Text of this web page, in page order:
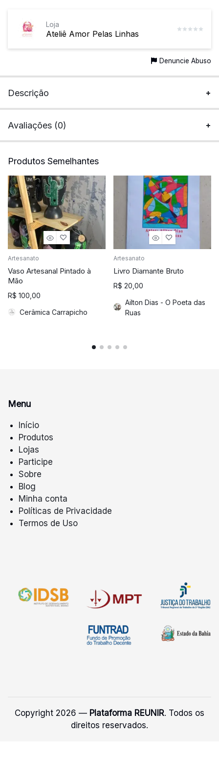
Ateliê Amor Pelas Linhas
Loja
Denuncie Abuso
Descrição
Avaliações (0)
Produtos Semelhantes
Artesanato
Vaso Artesanal Pintado à
Mão
R$ 100,00
Cerâmica Carrapicho
Artesanato
Livro Diamante Bruto
R$ 20,00
Ailton Dias - O Poeta das
Ruas
Menu
Início
Produtos
Lojas
Participe
Sobre
Blog
Minha conta
Políticas de Privacidade
Termos de Uso
Copyright 2026 — Plataforma REUNIR. Todos os
direitos reservados.